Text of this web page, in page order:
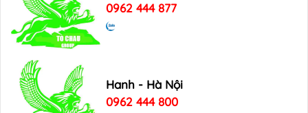
0962 444 877
Hanh - Hà Nội
0962 444 800